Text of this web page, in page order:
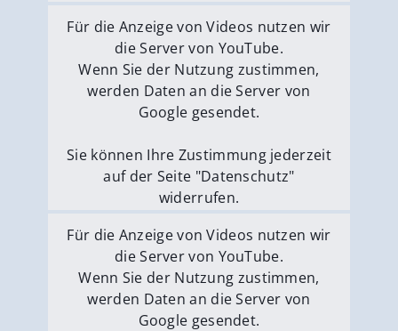
Externe Medien erlauben
Für die Anzeige von Videos nutzen wir
die Server von YouTube.
Wenn Sie der Nutzung zustimmen,
werden Daten an die Server von
Google gesendet.
Sie können Ihre Zustimmung jederzeit
auf der Seite "Datenschutz"
widerrufen.
Externe Medien erlauben
Für die Anzeige von Videos nutzen wir
die Server von YouTube.
Wenn Sie der Nutzung zustimmen,
werden Daten an die Server von
Google gesendet.